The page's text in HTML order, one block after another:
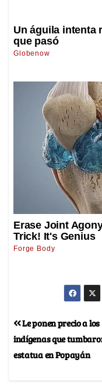
Le ponen precio a los
indígenas que
estatua en Popayán